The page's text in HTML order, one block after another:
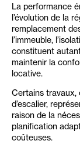
La performance
l’évolution de la
remplacement
l’immeuble,
constituent
maintenir la
locative.
Certains travaux,
d’escalier,
raison de la
planification
coûteuses.